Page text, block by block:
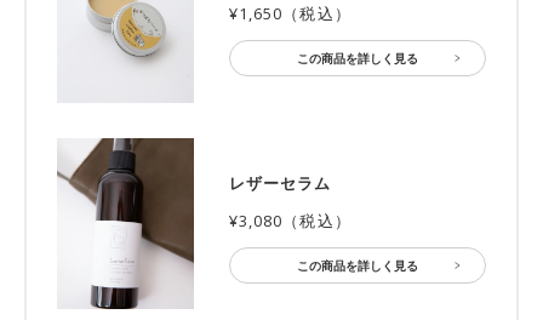
¥1,650（税込）
この商品を詳しく見る
レザーセラム
¥3,080（税込）
この商品を詳しく見る